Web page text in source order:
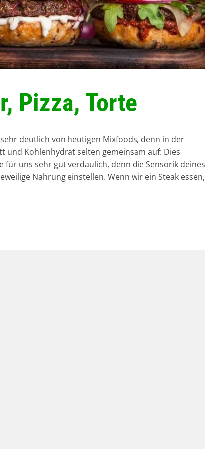
Pizza, Torte
deutlich von heutigen Mixfoods, denn in der
und Kohlenhydrat selten gemeinsam auf: Dies
uns sehr gut verdaulich, denn die Sensorik deines
Nahrung einstellen. Wenn wir ein Steak essen,